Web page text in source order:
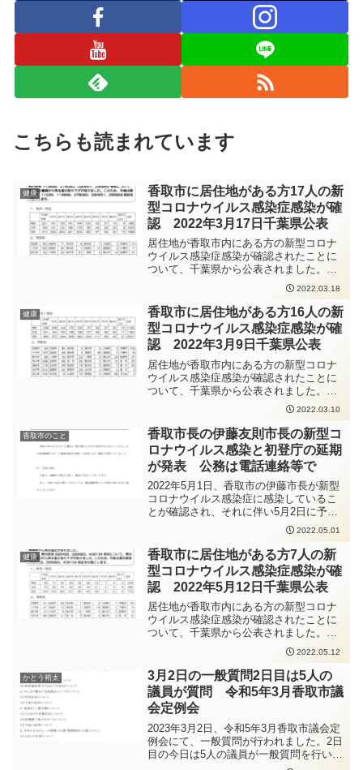
こちらも読まれています
健康
香取市に居住地がある方17人の新
型コロナウイルス感染症感染が確
認 2022年3月17日千葉県公表
居住地が香取市内にある方の新型コロナ
ウイルス感染症感染が確認されたことに
ついて、千葉県から公表されました。新
型コロナウイルス感染症の感染拡大防止
のため、手洗いの徹底、人と人との距離
をできるだけ2m以上（最低1m以上）取
ること、会話をするときはマスクを着用
すること、密集・密接・密閉を避けるこ
となどの感染症対策をしっかりと行って
いただくよう、お願いいたします。
2022.03.18
健康
香取市に居住地がある方16人の新
型コロナウイルス感染症感染が確
認 2022年3月9日千葉県公表
居住地が香取市内にある方の新型コロナ
ウイルス感染症感染が確認されたことに
ついて、千葉県から公表されました。新
型コロナウイルス感染症の感染拡大防止
のため、手洗いの徹底、人と人との距離
をできるだけ2m以上（最低1m以上）取
ること、会話をするときはマスクを着用
すること、密集・密接・密閉を避けるこ
となどの感染症対策をしっかりと行って
いただくよう、お願いいたします。
2022.03.10
香取市のこと
香取市長の伊藤友則市長の新型コ
ロナウイルス感染と初登庁の延期
が発表 公務は電話連絡等で
2022年5月1日、香取市の伊藤市長が新型
コロナウイルス感染症に感染しているこ
とが確認され、それに伴い5月2日に予定
されていた伊藤市長の初登庁が延期とな
ったことが発表されました。延期後の初
登庁日時については、現在のところ未定
で、今後、保健所の指示を踏まえて日程
を決定し、改めてお知らせされるという
ことです。伊藤市長は、2022年4月30日
土曜日に、喉の痛みとせきの症状がみら
れたため、市内医療機関でPCR検査を実
施した結果、5月1日に陽性が判明したと
のことです。
2022.05.01
健康
香取市に居住地がある方7人の新
型コロナウイルス感染症感染が確
認 2022年5月12日千葉県公表
居住地が香取市内にある方の新型コロナ
ウイルス感染症感染が確認されたことに
ついて、千葉県から公表されました。新
型コロナウイルス感染症の感染拡大防止
のため、手洗いの徹底、人と人との距離
をできるだけ2m以上（最低1m以上）取
ること、会話をするときはマスクを着用
すること、密集・密接・密閉を避けるこ
となどの感染症対策をしっかりと行って
いただくよう、お願いいたします。
2022.05.12
かとう裕太
3月2日の一般質問2日目は5人の
議員が質問 令和5年3月香取市議
会定例会
2023年3月2日、令和5年3月香取市議会定
例会にて、一般質問が行われました。2日
目の今日は5人の議員が一般質問を行いま
した。かとう裕太は3月2日の2番目に登壇